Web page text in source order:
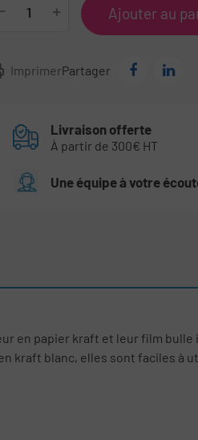
Ajouter au
ImprimerPartager
Livraison offerte
À partir de 300€ HT
Une équipe à votre
en papier kraft et leur film
kraft blanc, elles sont faciles à